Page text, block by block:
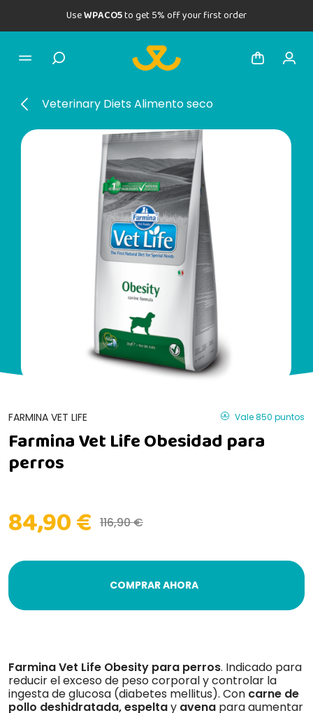
UseWPACO5to get 5% off your first order
Veterinary Diets Alimento seco
FARMINA VET LIFE Vale 850 puntos
Farmina Vet Life Obesidad para
perros
84,90 € 116,90 €
COMPRAR AHORA
Farmina Vet Life Obesity para perros. Indicado para
reducir el exceso de peso corporal y controlar la
ingesta de glucosa (diabetes mellitus). Con carne de
pollo deshidratada, espeltay avena para aumentar